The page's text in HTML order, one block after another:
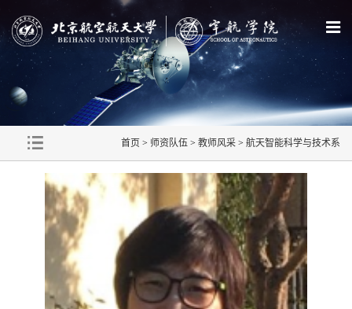
首页 > 师资队伍 > 教师风采 > 航天智能科学与技术系